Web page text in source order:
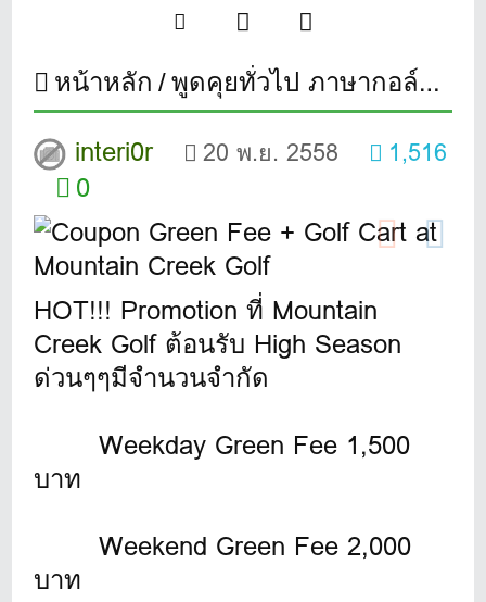
หน้าหลัก พูดคุยทั่วไป ภาษากอล์ฟ
interi0r
20 พ.ย. 2558 1,516
0
HOT!!! Promotion ที่ Mountain
Creek Golf ต้อนรับ High Season
ด่วนๆๆมีจำนวนจำกัด
Weekday Green Fee 1,500
บาท
Weekend Green Fee 2,000
บาท